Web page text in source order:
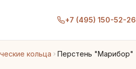
+7 (495) 150-52-26
кольца Перстень "Марибор"